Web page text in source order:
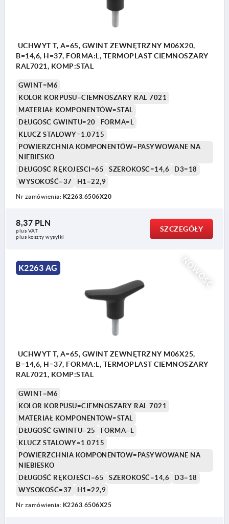
UCHWYT T, A=65, GWINT ZEWNĘTRZNY M06X20,
B=14,6, H=37, FORMA:L, TERMOPLAST CIEMNOSZARY
RAL7021, KOMP:STAL
GWINT=M6
KOLOR KORPUSU=CIEMNOSZARY RAL 7021
MATERIAŁ KOMPONENTÓW=STAL
DŁUGOŚĆ GWINTU=20
FORMA=L
KLUCZ STALOWY=1.0715
POWIERZCHNIA KOMPONENTÓW=PASYWOWANE NA
NIEBIESKO
DŁUGOŚĆ RĘKOJEŚCI=65
SZEROKOŚĆ=14,6
D3=18
WYSOKOŚĆ=37
H1=22,9
Nr zamówienia: K2263.6506X20
8,37 PLN
plus VAT
plus koszty wysyłki
SZCZEGÓŁY
NOWOŚĆ
K2263 AG
UCHWYT T, A=65, GWINT ZEWNĘTRZNY M06X25,
B=14,6, H=37, FORMA:L, TERMOPLAST CIEMNOSZARY
RAL7021, KOMP:STAL
GWINT=M6
KOLOR KORPUSU=CIEMNOSZARY RAL 7021
MATERIAŁ KOMPONENTÓW=STAL
DŁUGOŚĆ GWINTU=25
FORMA=L
KLUCZ STALOWY=1.0715
POWIERZCHNIA KOMPONENTÓW=PASYWOWANE NA
NIEBIESKO
DŁUGOŚĆ RĘKOJEŚCI=65
SZEROKOŚĆ=14,6
D3=18
WYSOKOŚĆ=37
H1=22,9
Nr zamówienia: K2263.6506X25